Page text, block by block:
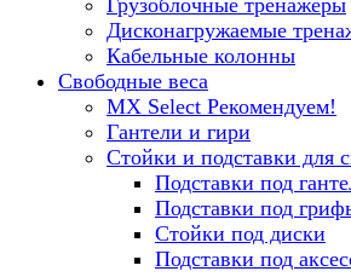
Грузоблочные тренажеры
Дисконагружаемые
Кабельные колонны
Свободные веса
MX Select Рекомендуем!
Гантели и гири
Стойки и подставки для
Подставки под
Подставки под
Стойки под диски
Подставки под